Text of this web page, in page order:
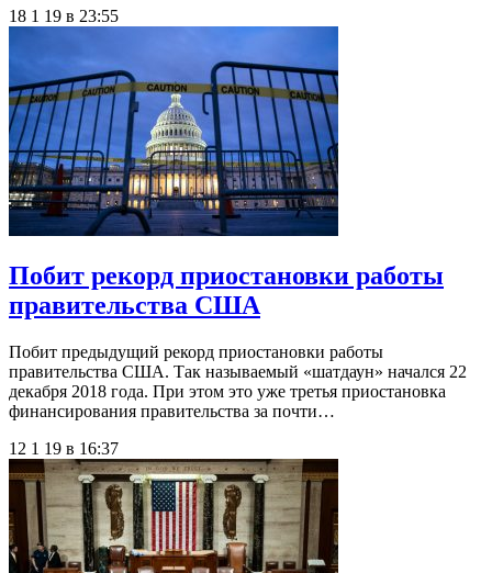
18 1 19 в 23:55
Побит рекорд приостановки работы
правительства США
Побит предыдущий рекорд приостановки работы
правительства США. Так называемый «шатдаун» начался 22
декабря 2018 года. При этом это уже третья приостановка
финансирования правительства за почти…
12 1 19 в 16:37